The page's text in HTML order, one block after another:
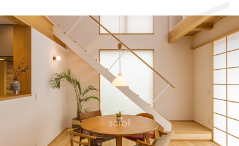
scroll